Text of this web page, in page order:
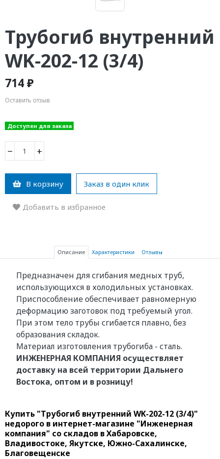
Трубогиб внутренний
WK-202-12 (3/4)
714 ₽
Оставить отзыв
Доступен для заказа
− +
В корзину Заказ в один клик
Добавить в избранное
Описание Характеристики Отзывы
Предназначен для сгибания медных труб,
использующихся в холодильных установках.
Приспособление обеспечивает равномерную
деформацию заготовок под требуемый угол.
При этом тело трубы сгибается плавно, без
образования складок.
Материал изготовления трубогиба - сталь.
ИНЖЕНЕРНАЯ КОМПАНИЯ осуществляет
доставку на всей территории Дальнего
Востока, оптом и в розницу!
Купить "Трубогиб внутренний WK-202-12 (3/4)"
недорого в интернет-магазине "Инженерная
компания" со складов в Хабаровске,
Владивостоке, Якутске, Южно-Сахалинске,
Благовещенске